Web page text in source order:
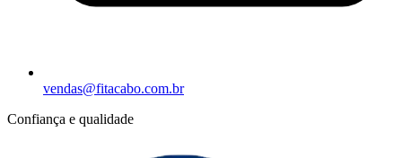
vendas@fitacabo.com.br
Confiança e qualidade